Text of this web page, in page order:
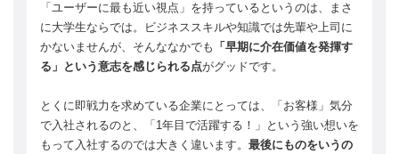
「ユーザーに最も近い視点」を持っているというのは、まさ
に大学生ならでは。ビジネススキルや知識では先輩や上司に
かないませんが、そんななかでも 「早期に介在価値を発揮す
る」という意志を感じられる点がグッドです。
とくに即戦力を求めている企業にとっては、「お客様」気分
で入社されるのと、「1年目で活躍する！」という強い想いを
もって入社するのでは大きく違います。 最後にものをいうの